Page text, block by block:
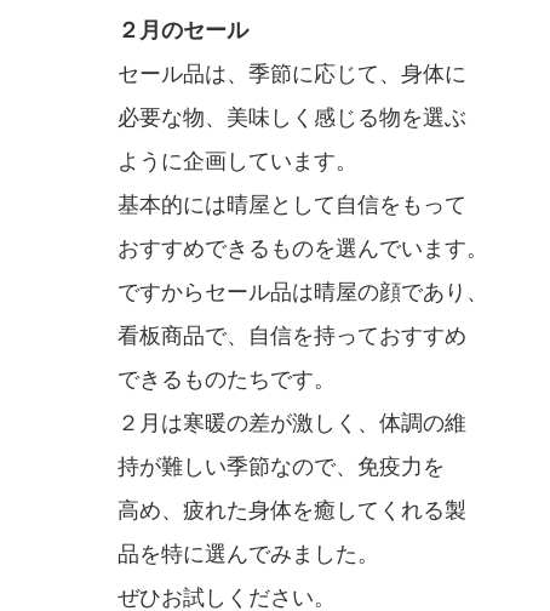
２月のセール
セール品は、季節に応じて、身体に
必要な物、美味しく感じる物を選ぶ
ように企画しています。
基本的には晴屋として自信をもって
おすすめできるものを選んでいます。
ですからセール品は晴屋の顔であり、
看板商品で、自信を持っておすすめ
できるものたちです。
２月は寒暖の差が激しく、体調の維
持が難しい季節なので、免疫力を
高め、疲れた身体を癒してくれる製
品を特に選んでみました。
ぜひお試しください。